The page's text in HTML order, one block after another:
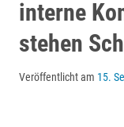
interne
stehen
Veröffentlicht am 15.